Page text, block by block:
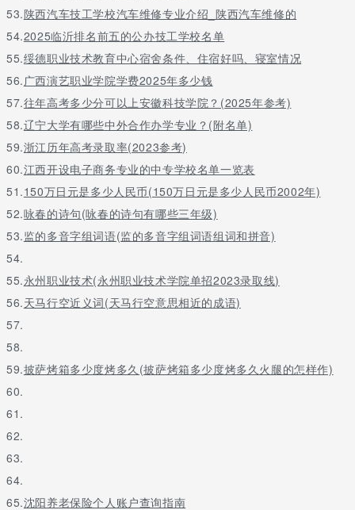
53.陕西汽车技工学校汽车维修专业介绍_陕西汽车维修的
54.2025临沂排名前五的公办技工学校名单
55.绥德职业技术教育中心宿舍条件、住宿好吗、寝室情况
56.广西演艺职业学院学费2025年多少钱
57.往年高考多少分可以上安徽科技学院？(2025年参考)
58.辽宁大学有哪些中外合作办学专业？(附名单)
59.浙江历年高考录取率(2023参考)
60.江西开设电子商务专业的中专学校名单一览表
51.150万日元是多少人民币(150万日元是多少人民币2002年)
52.咏春的诗句(咏春的诗句有哪些三年级)
53.监的多音字组词语(监的多音字组词语组词和拼音)
54.
55.永州职业技术(永州职业技术学院单招2023录取线)
56.天马行空近义词(天马行空意思相近的成语)
57.
58.
59.披萨烤箱多少度烤多久(披萨烤箱多少度烤多久火腿的怎样作)
60.
61.
62.
63.
64.
65.沈阳养老保险个人账户查询指南